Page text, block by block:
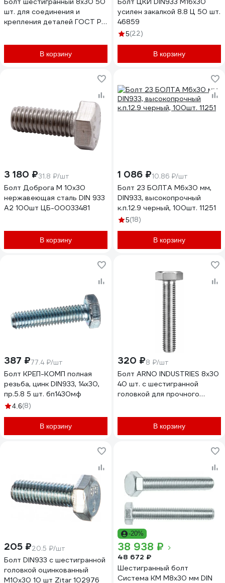
шт. для соединения и
крепления деталей ГОСТ Р
A00000803002028
В корзину
усилен закалкой 8.8 Ц 50 шт.
46859
5(22)
В корзину
3 180 ₽31.8 ₽/шт
Болт Доброга М 10x30
нержавеющая сталь DIN 933
A2 100шт ЦБ-00033481
В корзину
1 086 ₽10.86 ₽/шт
Болт 23 БОЛТА М6x30 мм,
DIN933, высокопрочный
к.п.12.9 черный, 100шт. 11251
5(18)
В корзину
387 ₽77.4 ₽/шт
Болт КРЕП-КОМП полная
резьба, цинк DIN933, 14х30,
пр.5.8 5 шт. бп1430мф
4.6(8)
В корзину
320 ₽8 ₽/шт
Болт ARNO INDUSTRIES 8х30
40 шт. с шестигранной
головкой для прочного
прочности 10.9
оцинкованный
В корзину
205 ₽20.5 ₽/шт
Болт DIN933 с шестигранной
головкой оцинкованный
М10x30 10 шт Zitar 102976
-20%
38 938 ₽
48 672 ₽
Шестигранный болт
Система КМ М8x30 мм DIN